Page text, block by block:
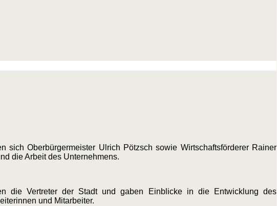
sich Oberbürgermeister Ulrich Pötzsch sowie Wirtschaftsförderer Rainer
die Arbeit des Unternehmens.
die Vertreter der Stadt und gaben Einblicke in die Entwicklung des
und Mitarbeiter.